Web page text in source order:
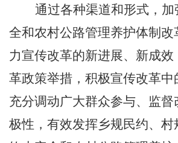
通过各种渠道和形式，
全和农村公路管理养护体制改
力宣传改革的新进展、新成效
革政策举措，积极宣传改革中
充分调动广大群众参与、监督
极性，有效发挥乡规民约、村